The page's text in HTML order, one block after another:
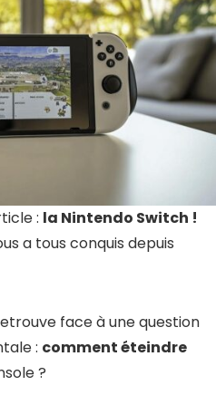
: la Nintendo Switch !
a tous conquis depuis
face à une question
: comment éteindre
?